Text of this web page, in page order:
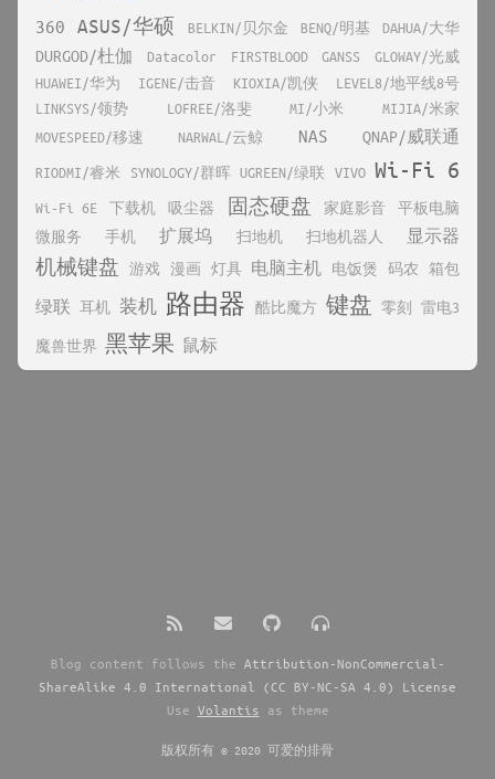
360 ASUS/华硕 BELKIN/贝尔金 BENQ/明基 DAHUA/大华
DURGOD/杜伽 Datacolor FIRSTBLOOD GANSS
GLOWAY/光威
HUAWEI/华为
IGENE/击音 KIOXIA/凯侠
LEVEL8/地平线8号
LINKSYS/领势
LOFREE/洛斐 MI/小米
MIJIA/米家
MOVESPEED/移速
NARWAL/云鲸 NAS QNAP/威联通
RIODMI/睿米 SYNOLOGY/群晖 UGREEN/绿联 VIVO Wi-Fi 6
Wi-Fi 6E 下载机 吸尘器 固态硬盘 家庭影音
平板电脑
微服务
手机 扩展坞 扫地机 扫地机器人 显示器
机械键盘 游戏 漫画 灯具 电脑主机 电饭煲 码农 箱包
绿联 耳机 装机 路由器 酷比魔方 键盘 零刻 雷电3
魔兽世界 黑苹果 鼠标
Blog content follows the Attribution-NonCommercial-
ShareAlike 4.0 International (CC BY-NC-SA 4.0) License
Use Volantis as theme
版权所有 © 2020 可爱的排骨